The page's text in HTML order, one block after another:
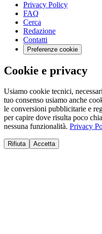
Privacy Policy
FAQ
Cerca
Redazione
Contatti
Preferenze cookie
Cookie e privacy
Usiamo cookie tecnici,
tuo consenso usiamo anche
le conversioni pubblicitarie e
per capire dove risulta poco
nessuna funzionalità. Privacy
Rifiuta Accetta